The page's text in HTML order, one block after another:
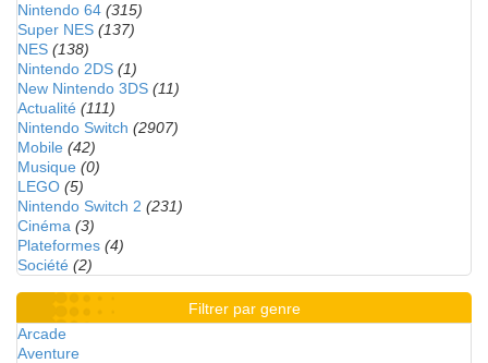
Nintendo 64 (315)
Super NES (137)
NES (138)
Nintendo 2DS (1)
New Nintendo 3DS (11)
Actualité (111)
Nintendo Switch (2907)
Mobile (42)
Musique (0)
LEGO (5)
Nintendo Switch 2 (231)
Cinéma (3)
Plateformes (4)
Société (2)
Filtrer par genre
Arcade
Aventure